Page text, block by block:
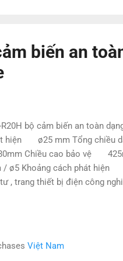
biến an
R20H bộ cảm biến an toàn
hiện ø25 mm Tổng
Chiều cao bảo vệ
/ ø5 Khoảng cách phát hiện
, trang thiết bị điện công
hóa đảm bảo chất lượng , có
Việt Nam